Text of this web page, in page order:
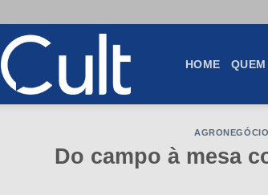
HOME
Do campo à mesa